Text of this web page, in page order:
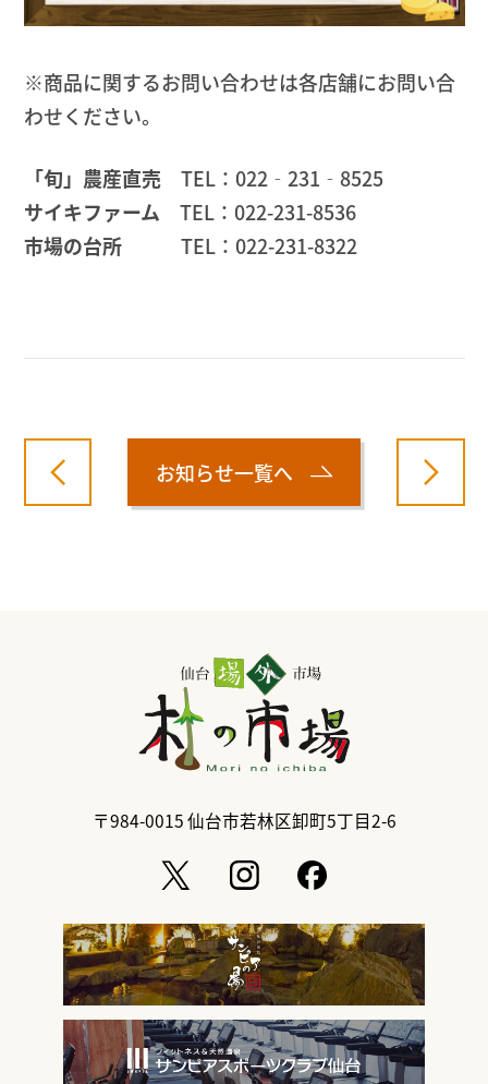
※商品に関するお問い合わせは各店舗にお問い合
わせください。
「旬」農産直売TEL：022‐231‐8525
サイキファーム TEL：022-231-8536
市場の台所TEL：022-231-8322
お知らせ一覧へ
〒984-0015仙台市若林区卸町5丁目2-6